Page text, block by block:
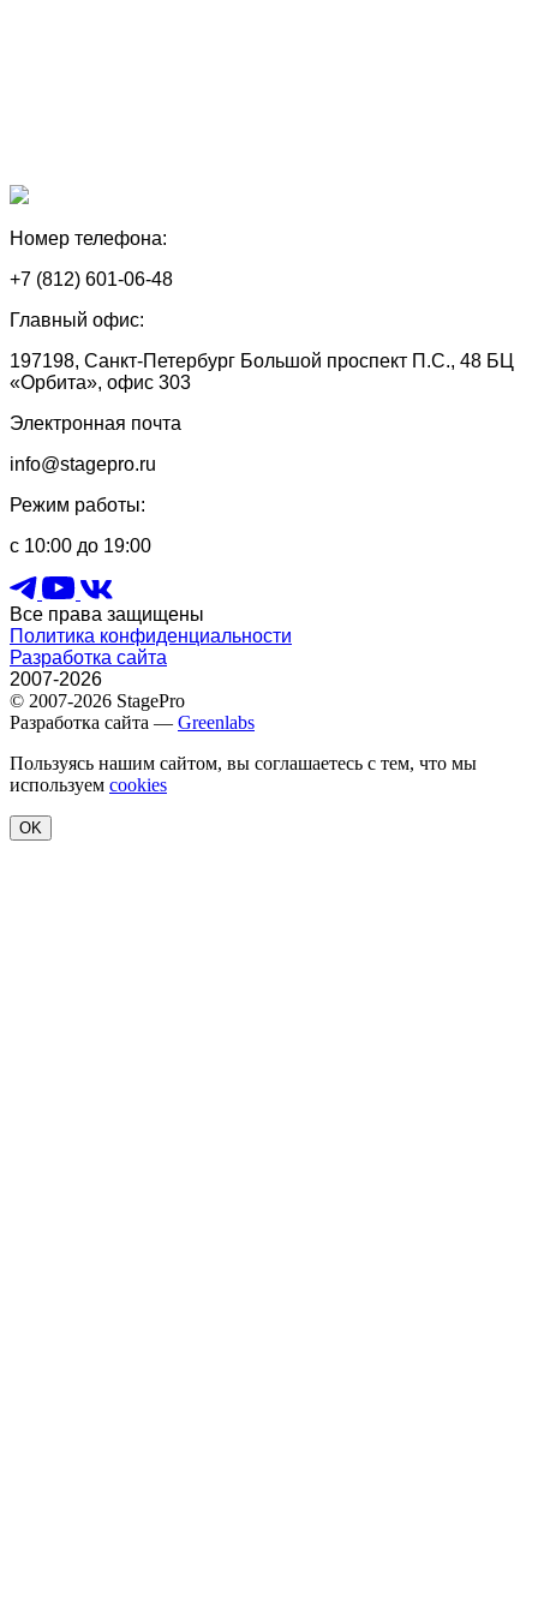
Номер телефона:
+7 (812) 601-06-48
Главный офис:
197198, Санкт-Петербург Большой проспект П.С., 48 БЦ
«Орбита», офис 303
Электронная почта
info@stagepro.ru
Режим работы:
с 10:00 до 19:00
Все права защищены
Политика конфиденциальности
Разработка сайта
2007-2026
© 2007-2026 StagePro
Разработка сайта — Greenlabs
Пользуясь нашим сайтом, вы соглашаетесь с тем, что мы
используем cookies
OK